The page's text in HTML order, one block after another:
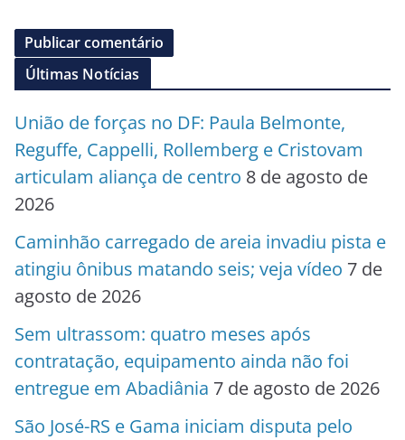
Últimas Notícias
União de forças no DF: Paula Belmonte,
Reguffe, Cappelli, Rollemberg e Cristovam
articulam aliança de centro 8 de agosto de
2026
Caminhão carregado de areia invadiu pista e
atingiu ônibus matando seis; veja vídeo 7 de
agosto de 2026
Sem ultrassom: quatro meses após
contratação, equipamento ainda não foi
entregue em Abadiânia 7 de agosto de 2026
São José-RS e Gama iniciam disputa pelo